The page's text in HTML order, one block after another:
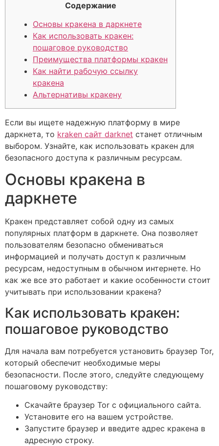
Содержание
Основы кракена в даркнете
Как использовать кракен:
пошаговое руководство
Преимущества платформы кракен
Как найти рабочую ссылку
кракена
Альтернативы кракену
Если вы ищете надежную платформу в мире
даркнета, то kraken сайт darknet станет отличным
выбором. Узнайте, как использовать кракен для
безопасного доступа к различным ресурсам.
Основы кракена в
даркнете
Кракен представляет собой одну из самых
популярных платформ в даркнете. Она позволяет
пользователям безопасно обмениваться
информацией и получать доступ к различным
ресурсам, недоступным в обычном интернете. Но
как же все это работает и какие особенности стоит
учитывать при использовании кракена?
Как использовать кракен:
пошаговое руководство
Для начала вам потребуется установить браузер Tor,
который обеспечит необходимые меры
безопасности. После этого, следуйте следующему
пошаговому руководству:
Скачайте браузер Tor с официального сайта.
Установите его на вашем устройстве.
Запустите браузер и введите адрес кракена в
адресную строку.